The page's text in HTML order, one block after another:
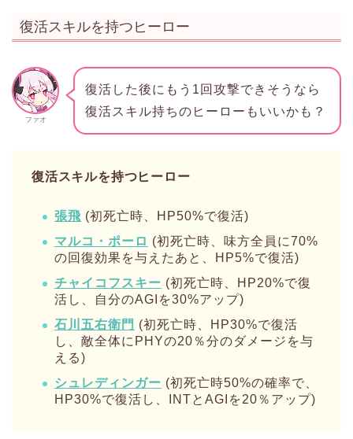
復活スキルを持つヒーロー
ファオ
復活した後にもう1回攻撃できそうなら
復活スキル持ちのヒーローもいいかも？
復活スキルを持つヒーロー
張飛 (初死亡時、HP50%で復活)
マルコ・ポーロ (初死亡時、味方全員に70%
の回復効果を与えたあと、HP5%で復活)
チャイコフスキー (初死亡時、HP20%で復
活し、自分のAGIを30%アップ)
石川五右衛門 (初死亡時、HP30%で復活
し、敵全体にPHYの20％分のダメージを与
える)
シュレディンガー (初死亡時50%の確率で、
HP30%で復活し、INTとAGIを20％アップ)